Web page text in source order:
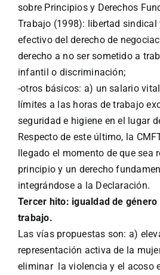
sobre Principios y Derechos
Trabajo (1998): libertad
efectivo del derecho de
derecho a no ser sometido a
infantil o discriminación;
-otros básicos: a) un salario
límites a las horas de trabajo
seguridad e higiene en el lugar
Respecto de este último, la
llegado el momento de que sea
principio y un derecho
integrándose a la Declaración.
Tercer hito: igualdad de
trabajo.
Las vías propuestas son: a)
representación activa de la
eliminar la violencia y el acoso